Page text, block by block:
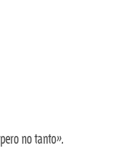
no tanto».